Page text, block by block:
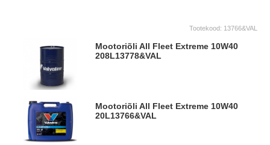
Tootekood: 13766&VAL
Mootoriõli All Fleet Extreme 10W40
208L13778&VAL
Mootoriõli All Fleet Extreme 10W40
20L13766&VAL